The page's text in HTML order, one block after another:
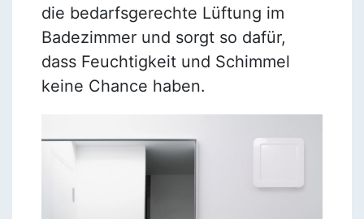
die bedarfsgerechte Lüftung im
Badezimmer und sorgt so dafür,
dass Feuchtigkeit und Schimmel
keine Chance haben.